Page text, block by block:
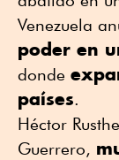
Venezuela
poder en
donde
países.
Héctor
Guerrero,